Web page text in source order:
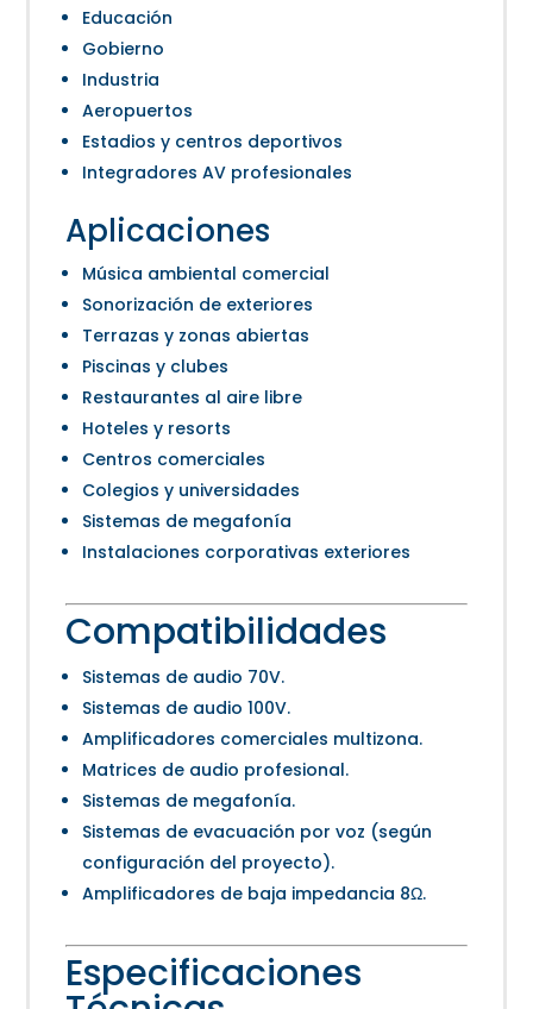
Educación
Gobierno
Industria
Aeropuertos
Estadios y centros deportivos
Integradores AV profesionales
Aplicaciones
Música ambiental comercial
Sonorización de exteriores
Terrazas y zonas abiertas
Piscinas y clubes
Restaurantes al aire libre
Hoteles y resorts
Centros comerciales
Colegios y universidades
Sistemas de megafonía
Instalaciones corporativas exteriores
Compatibilidades
Sistemas de audio 70V.
Sistemas de audio 100V.
Amplificadores comerciales multizona.
Matrices de audio profesional.
Sistemas de megafonía.
Sistemas de evacuación por voz (según
configuración del proyecto).
Amplificadores de baja impedancia 8Ω.
Especificaciones